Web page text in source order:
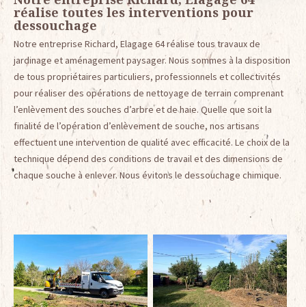
réalise toutes les interventions pour
dessouchage
Notre entreprise Richard, Elagage 64 réalise tous travaux de
jardinage et aménagement paysager. Nous sommes à la disposition
de tous propriétaires particuliers, professionnels et collectivités
pour réaliser des opérations de nettoyage de terrain comprenant
l’enlèvement des souches d’arbre et de haie. Quelle que soit la
finalité de l’opération d’enlèvement de souche, nos artisans
effectuent une intervention de qualité avec efficacité. Le choix de la
technique dépend des conditions de travail et des dimensions de
chaque souche à enlever. Nous évitons le dessouchage chimique.